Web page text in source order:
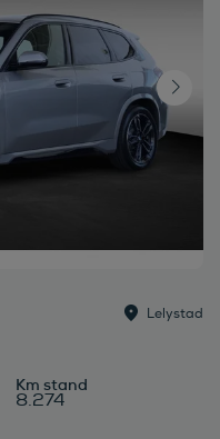
Lelystad
8.274